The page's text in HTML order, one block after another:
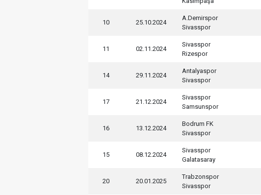
10 25.10.2024
A.Demirspor
Sivasspor
11 02.11.2024
Sivasspor
Rizespor
14 29.11.2024
Antalyaspor
Sivasspor
17 21.12.2024
Sivasspor
Samsunspor
16 13.12.2024
Bodrum FK
Sivasspor
15 08.12.2024
Sivasspor
Galatasaray
20 20.01.2025
Trabzonspor
Sivasspor